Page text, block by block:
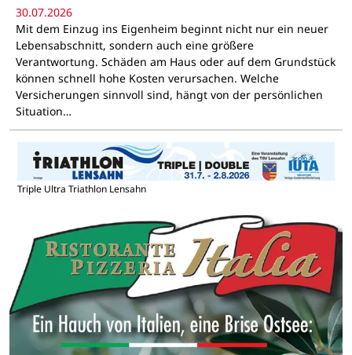
30.07.2026
Mit dem Einzug ins Eigenheim beginnt nicht nur ein neuer
Lebensabschnitt, sondern auch eine größere
Verantwortung. Schäden am Haus oder auf dem Grundstück
können schnell hohe Kosten verursachen. Welche
Versicherungen sinnvoll sind, hängt von der persönlichen
Situation…
Triple Ultra Triathlon Lensahn